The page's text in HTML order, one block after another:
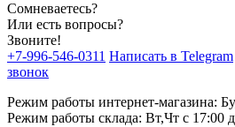
Сомневаетесь?
Или есть вопросы?
Звоните!
+7-996-546-0311 Написать в Telegram
звонок
Режим работы интернет-магазина:
Режим работы склада: Вт,Чт с 17:00